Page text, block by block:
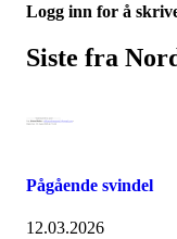
Logg inn for å
Siste fra
Pågående svindel
12.03.2026